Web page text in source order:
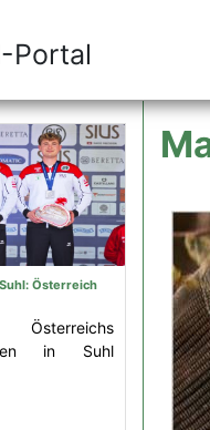
-Portal
Österreich
Österreichs
in Suhl